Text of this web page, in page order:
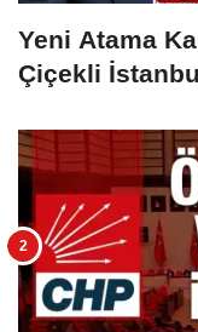
Yeni Atama
Çiçekli